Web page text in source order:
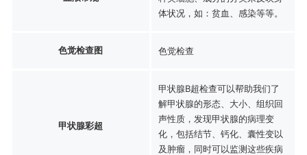
体状况，如：贫血、感染等等。
色觉检查图 色觉检查
甲状腺彩超
甲状腺B超检查可以帮助我们了
解甲状腺的形态、大小、组织回
声性质，发现甲状腺的病理变
化，包括结节、钙化、囊性变以
及肿瘤，同时可以监测这些疾病